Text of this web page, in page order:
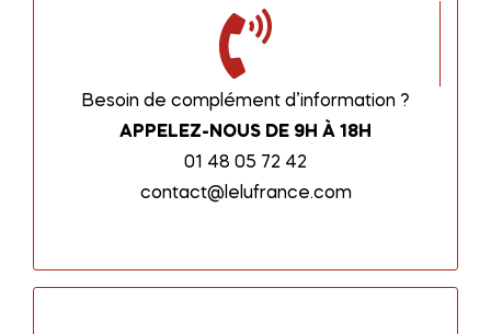
Besoin de complément d’information ?
APPELEZ-NOUS DE 9H À 18H
01 48 05 72 42
contact@lelufrance.com